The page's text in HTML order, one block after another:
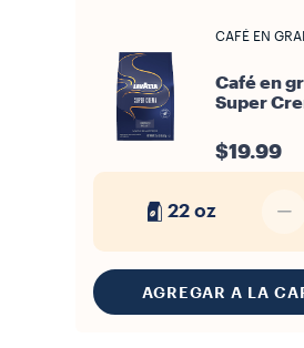
CAFÉ EN
Café en
Super
$19.99
22 oz
AGREGAR A LA